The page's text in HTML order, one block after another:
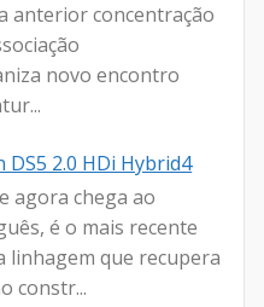
anterior concentração
novo encontro
DS5 2.0 HDi Hybrid4
agora chega ao
é o mais recente
linhagem que recupera
constr...